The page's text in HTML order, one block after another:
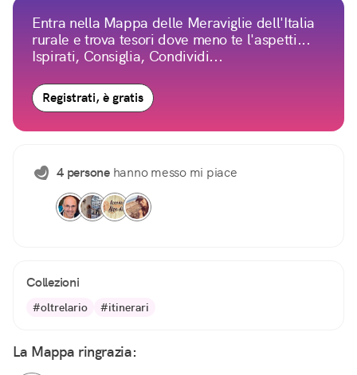
Entra nella Mappa delle Meraviglie dell'Italia
rurale e trova tesori dove meno te l'aspetti...
Ispirati, Consiglia, Condividi...
Registrati, è gratis
4 personehanno messo mi piace
Collezioni
#oltrelario #itinerari
La Mappa ringrazia: